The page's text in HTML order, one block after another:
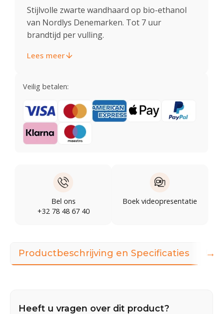
Stijlvolle zwarte wandhaard op bio-ethanol
van Nordlys Denemarken. Tot 7 uur
brandtijd per vulling.
Lees meer
Veilig betalen:
Bel ons
+32 78 48 67 40
Boek videopresentatie
Productbeschrijving en Specificaties
Heeft u vragen over dit product?
→